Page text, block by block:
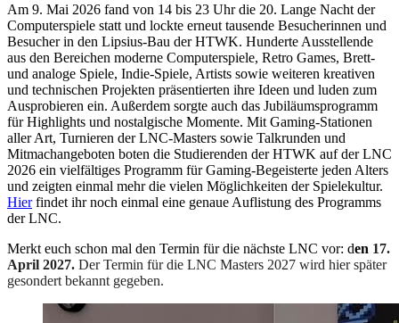
Am 9. Mai 2026 fand von 14 bis 23 Uhr die 20. Lange Nacht der
Computerspiele statt und lockte erneut tausende Besucherinnen und
Besucher in den Lipsius-Bau der HTWK. Hunderte Ausstellende
aus den Bereichen moderne Computerspiele, Retro Games, Brett-
und analoge Spiele, Indie-Spiele, Artists sowie weiteren kreativen
und technischen Projekten präsentierten ihre Ideen und luden zum
Ausprobieren ein. Außerdem sorgte auch das Jubiläumsprogramm
für Highlights und nostalgische Momente. Mit Gaming-Stationen
aller Art, Turnieren der LNC-Masters sowie Talkrunden und
Mitmachangeboten boten die Studierenden der HTWK auf der LNC
2026 ein vielfältiges Programm für Gaming-Begeisterte jeden Alters
und zeigten einmal mehr die vielen Möglichkeiten der Spielekultur.
Hierfindet ihr noch einmal eine genaue Auflistung des Programms
der LNC.
Merkt euch schon mal den Termin für die nächste LNC vor: den 17.
April 2027. Der Termin für die LNC Masters 2027 wird hier später
gesondert bekannt gegeben.